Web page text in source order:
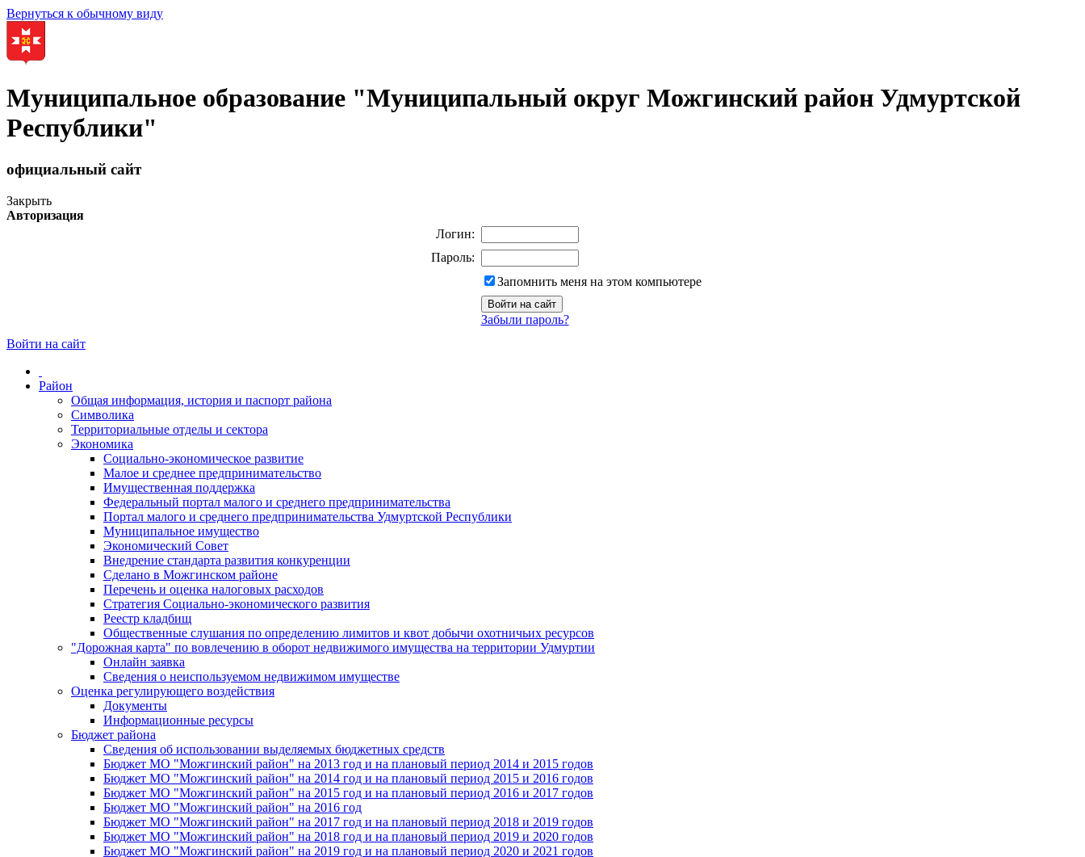
Вернуться к обычному виду
Муниципальное образование "Муниципальный округ Можгинский район Удмуртской
Республики"
официальный сайт
Закрыть
Авторизация
Логин:
Пароль:
Запомнить меня на этом компьютере
Забыли пароль?
Войти на сайт
Район
Общая информация, история и паспорт района
Символика
Территориальные отделы и сектора
Экономика
Социально-экономическое развитие
Малое и среднее предпринимательство
Имущественная поддержка
Федеральный портал малого и среднего предпринимательства
Портал малого и среднего предпринимательства Удмуртской Республики
Муниципальное имущество
Экономический Совет
Внедрение стандарта развития конкуренции
Сделано в Можгинском районе
Перечень и оценка налоговых расходов
Стратегия Социально-экономического развития
Реестр кладбищ
Общественные слушания по определению лимитов и квот добычи охотничьих ресурсов
"Дорожная карта" по вовлечению в оборот недвижимого имущества на территории Удмуртии
Онлайн заявка
Сведения о неиспользуемом недвижимом имуществе
Оценка регулирующего воздействия
Документы
Информационные ресурсы
Бюджет района
Сведения об использовании выделяемых бюджетных средств
Бюджет МО "Можгинский район" на 2013 год и на плановый период 2014 и 2015 годов
Бюджет МО "Можгинский район" на 2014 год и на плановый период 2015 и 2016 годов
Бюджет МО "Можгинский район" на 2015 год и на плановый период 2016 и 2017 годов
Бюджет МО "Можгинский район" на 2016 год
Бюджет МО "Можгинский район" на 2017 год и на плановый период 2018 и 2019 годов
Бюджет МО "Можгинский район" на 2018 год и на плановый период 2019 и 2020 годов
Бюджет МО "Можгинский район" на 2019 год и на плановый период 2020 и 2021 годов